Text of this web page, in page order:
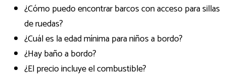
¿Cómo puedo encontrar barcos con acceso para sillas
de ruedas?
¿Cuál es la edad mínima para niños a bordo?
¿Hay baño a bordo?
¿El precio incluye el combustible?